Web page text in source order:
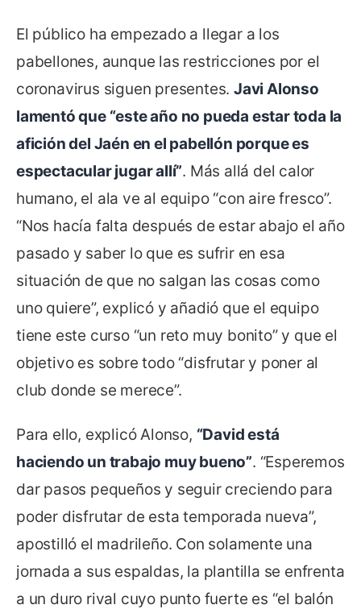
El público ha empezado a llegar a los
pabellones, aunque las restricciones por el
coronavirus siguen presentes.Javi Alonso
lamentó que “este año no pueda estar toda la
afición del Jaén en el pabellón porque es
espectacular jugar allí”. Más allá del calor
humano, el ala ve al equipo “con aire fresco”.
“Nos hacía falta después de estar abajo el año
pasado y saber lo que es sufrir en esa
situación de que no salgan las cosas como
uno quiere”, explicó y añadió que el equipo
tiene este curso “un reto muy bonito” y que el
objetivo es sobre todo “disfrutar y poner al
club donde se merece”.
Para ello, explicó Alonso, “David está
haciendo un trabajo muy bueno”. “Esperemos
dar pasos pequeños y seguir creciendo para
poder disfrutar de esta temporada nueva”,
apostilló el madrileño. Con solamente una
jornada a sus espaldas, la plantilla se enfrenta
a un duro rival cuyo punto fuerte es “el balón